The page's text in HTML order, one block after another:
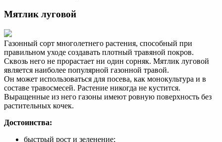
Мятлик луговой
Газонный сорт многолетнего растения, способный при
правильном уходе создавать плотный травяной покров.
Сквозь него не прорастает ни один сорняк. Мятлик луговой
является наиболее популярной газонной травой.
Он может использоваться для посева, как монокультура и в
составе травосмесей. Растение никогда не кустится.
Выращенные из него газоны имеют ровную поверхность без
растительных кочек.
Достоинства:
быстрый рост и зеленение;